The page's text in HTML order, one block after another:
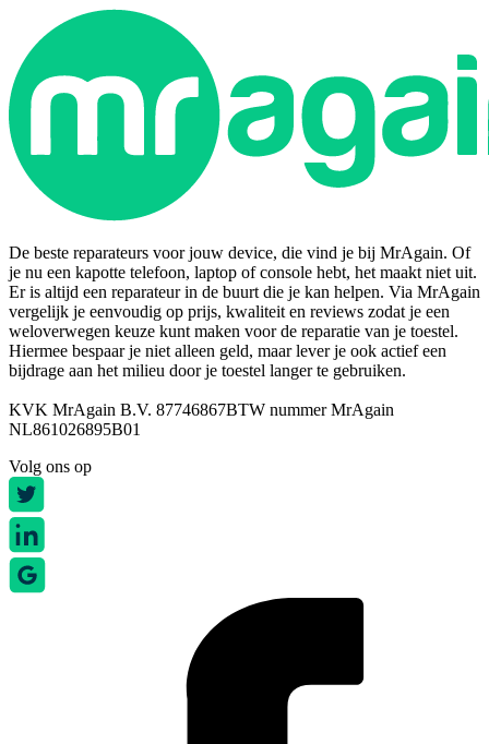
De beste reparateurs voor jouw device, die vind je bij MrAgain. Of
je nu een kapotte telefoon, laptop of console hebt, het maakt niet uit.
Er is altijd een reparateur in de buurt die je kan helpen. Via MrAgain
vergelijk je eenvoudig op prijs, kwaliteit en reviews zodat je een
weloverwegen keuze kunt maken voor de reparatie van je toestel.
Hiermee bespaar je niet alleen geld, maar lever je ook actief een
bijdrage aan het milieu door je toestel langer te gebruiken.
KVK MrAgain B.V. 87746867BTW nummer MrAgain
NL861026895B01
Volg ons op